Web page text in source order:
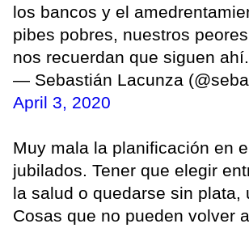
los bancos y el
pibes pobres, nuestros
nos recuerdan que siguen ahí.
— Sebastián Lacunza
April 3, 2020
Muy mala la planificación en
jubilados. Tener que elegir
la salud o quedarse sin plata,
Cosas que no pueden volver